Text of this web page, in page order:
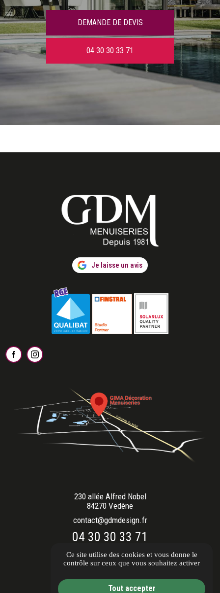
DEMANDE DE DEVIS
04 30 30 33 71
Je laisse un avis
230 allée Alfred Nobel
84270 Vedène
contact@gdmdesign.fr
04 30 30 33 71
Ouvert du lundi au vendredi
9h00 - 12h00 / 14h00 - 18h00
Itinéraire
Ce site utilise des cookies et vous donne le
contrôle sur ceux que vous souhaitez activer
Tout accepter